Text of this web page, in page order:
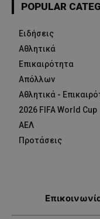
POPULAR
Ειδήσεις
Αθλητικά
Επικαιρότητα
Απόλλων
Αθλητικά -
2026 FIFA World Cup
ΑΕΛ
Προτάσεις